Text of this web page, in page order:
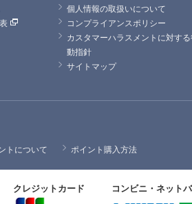
個人情報の取扱いについて
コンプライアンスポリシー
カスタマーハラスメントに対す
動指針
サイトマップ
トについて ポイント購入方法
クレジットカード コンビニ・ネット